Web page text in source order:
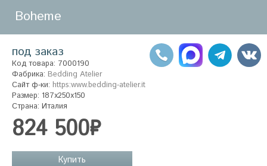
Boheme
под заказ
Код товара: 7000190
Фабрика: Bedding Atelier
Сайт ф-ки: https:www.bedding-atelier.it
Размер: 187x250x150
Страна: Италия
824 500₽
Купить